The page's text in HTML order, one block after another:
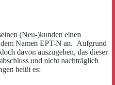
(Neu-)kunden einen
Namen EPT-N an. Aufgrund
davon auszugehen, das dieser
und nicht nachträglich
heißt es: